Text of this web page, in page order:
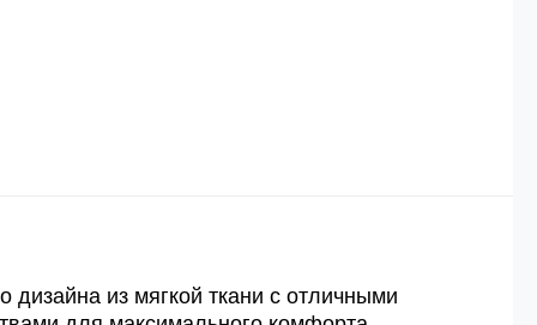
дизайна из мягкой ткани с отличными